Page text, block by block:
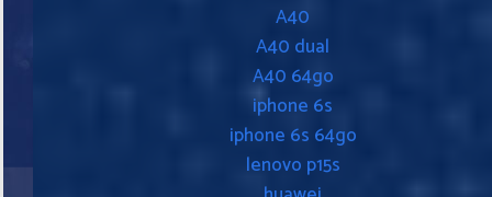
A40
A40 dual
A40 64go
iphone 6s
iphone 6s 64go
lenovo p15s